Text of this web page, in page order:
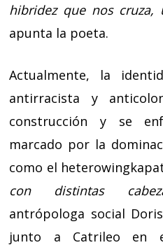
hibridez que nos cruza,
apunta la poeta.
Actualmente, la
antirracista y
construcción y se
marcado por la
como el
con distintas
antrópologa social
junto a Catrileo en